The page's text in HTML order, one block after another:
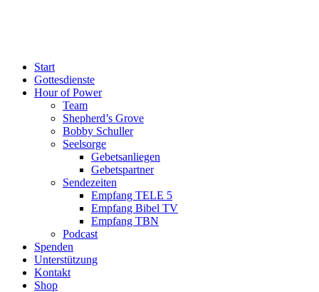
Start
Gottesdienste
Hour of Power
Team
Shepherd’s Grove
Bobby Schuller
Seelsorge
Gebetsanliegen
Gebetspartner
Sendezeiten
Empfang TELE 5
Empfang Bibel TV
Empfang TBN
Podcast
Spenden
Unterstützung
Kontakt
Shop